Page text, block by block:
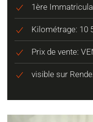
1ère
Kilométrage: 10
Prix de vente:
visible sur